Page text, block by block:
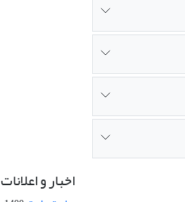
اخبار و اعلانات